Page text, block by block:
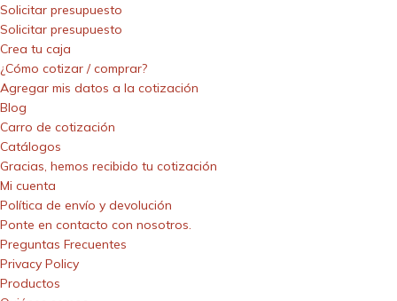
Solicitar presupuesto
Solicitar presupuesto
Crea tu caja
¿Cómo cotizar / comprar?
Agregar mis datos a la cotización
Blog
Carro de cotización
Catálogos
Gracias, hemos recibido tu cotización
Mi cuenta
Política de envío y devolución
Ponte en contacto con nosotros.
Preguntas Frecuentes
Privacy Policy
Productos